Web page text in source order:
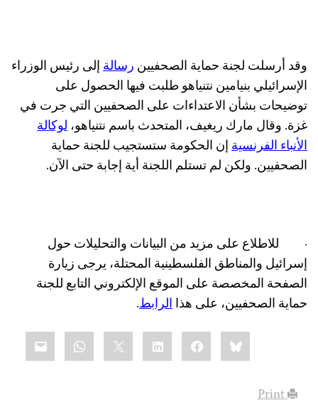
وقد أرسلت لجنة حماية الصحفيين رسالةإلى رئيس الوزراء
الإسرائيلي بنيامين نتنياهو طلبت فيها الحصول على
توضيحات بشأن الاعتداءات على الصحفيين التي جرت في
غزة. وقال مارك ريغيف، المتحدث باسم نتنياهو، لوكالة
الأنباء الفرنسيةإن الحكومة ستستجيب للجنة حماية
الصحفيين. ولكن لم تستلم اللجنة أية إجابة حتى الآن.
·
للاطلاع على مزيد من البيانات والتحليلات حول
إسرائيل والمناطق الفلسطينية المحتلة، يرجى زيارة
الصفحة المخصصة على الموقع الإلكتروني التابع للجنة
حماية الصحفيين، على هذاالرابط.
Bluesky
Facebook
LinkedIn
Print